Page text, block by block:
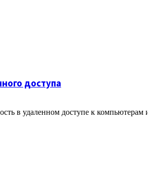
доступа
в удаленном доступе к компьютерам